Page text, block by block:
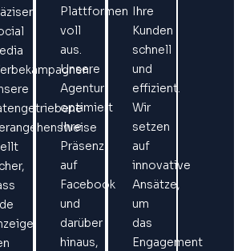
Plattformen
voll
aus.
Unsere
Agentur
optimiert
Ihre
Präsenz
auf
Facebook
und
darüber
hinaus,
Ihre
Kunden
schnell
und
effizient.
Wir
setzen
auf
innovative
Ansätze,
um
das
Engagement